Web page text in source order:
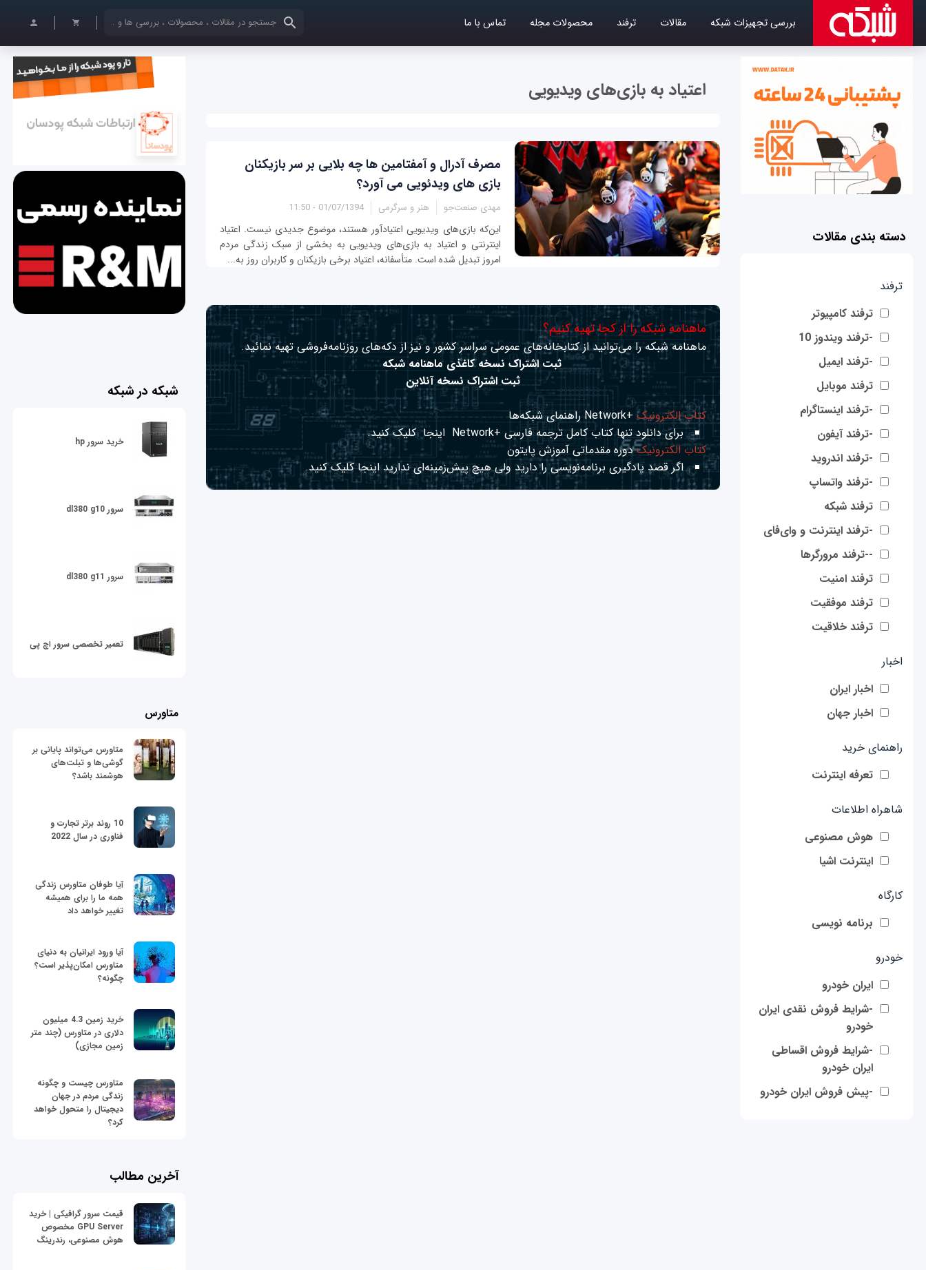
بررسی تجهیزات شبکه مقالات ترفند محصولات مجله تماس با ما کلمات کلیدی خود را وارد کنید
دسته بندی مقالات
ترفند
ترفند کامپیوتر
-ترفند ویندوز 10
-ترفند ایمیل
ترفند موبایل
-ترفند اینستاگرام
-ترفند آیفون
-ترفند اندروید
-ترفند واتساپ
ترفند شبکه
-ترفند اینترنت و وای‌فای
--ترفند مرورگرها
ترفند امنیت
ترفند موفقیت
ترفند خلاقیت
اخبار
اخبار ایران
اخبار جهان
راهنمای خرید
تعرفه اینترنت
شاهراه اطلاعات
هوش مصنوعی
اینترنت اشیا
کارگاه
برنامه نویسی
خودرو
ایران خودرو
-شرایط فروش نقدی ایران
خودرو
-شرایط فروش اقساطی
ایران خودرو
-پیش فروش ایران خودرو
اعتیاد به بازی‌های ویدیویی
مصرف آدرال و آمفتامین ها چه بلایی بر سر بازیکنان
بازی های ویدئویی می آورد؟
مهدی صنعت‌جو هنر و سرگرمی 01/07/1394 - 11:50
این‌که بازی‌های ویدیویی اعتیادآور هستند، موضوع جدیدی نیست. اعتیاد
اینترنتی و اعتیاد به بازی‌های ویدیویی به بخشی از سبک زندگی مردم
امروز تبدیل شده است. متأسفانه، اعتیاد برخی بازیکنان و کاربران روز به...
ماهنامه شبکه را از کجا تهیه کنیم؟
ماهنامه شبکه را می‌توانید از کتابخانه‌های عمومی سراسر کشور و نیز از دکه‌های روزنامه‌فروشی تهیه نمائید.
ثبت اشتراک نسخه کاغذی ماهنامه شبکه
ثبت اشتراک نسخه آنلاین
کتاب الکترونیک +Network راهنمای شبکه‌ها
برای دانلود تنها کتاب کامل ترجمه فارسی +Network
اینجا کلیک کنید.
کتاب الکترونیکدوره مقدماتی آموزش پایتون
اگر قصد یادگیری برنامه‌نویسی را دارید ولی هیچ پیش‌زمینه‌ای نداریداینجا کلیک کنید.
شبکه در شبکه
خرید سرور hp
سرور dl380 g10
سرور dl380 g11
تعمیر تخصصی سرور اچ پی
متاورس
متاورس می‌تواند پایانی بر
گوشی‌ها و تبلت‌های
هوشمند باشد؟
10 روند برتر تجارت و
فناوری در سال 2022
آیا طوفان متاورس زندگی
همه ما را برای همیشه
تغییر خواهد داد
آیا ورود ایرانیان به دنیای
متاورس امکان‌پذیر است؟
چگونه؟
خرید زمین 4.3 میلیون
دلاری در متاورس (چند متر
زمین مجازی)
متاورس چیست و چگونه
زندگی مردم در جهان
دیجیتال را متحول خواهد
کرد؟
آخرین مطالب
قیمت سرور گرافیکی | خرید
GPU Server مخصوص
هوش مصنوعی، رندرینگ